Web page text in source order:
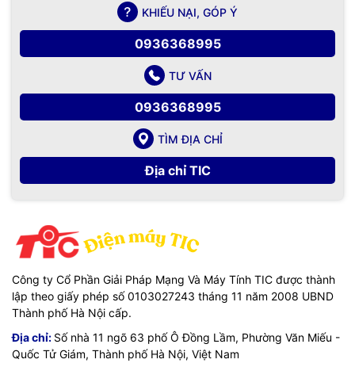
sản phẩm chính hãng, giá tốt, dịch vụ chuyên
nghiệp, đáp ứng tối đa nhu cầu của doanh nghiệp cũng như
KHIẾU NẠI, GÓP Ý
0936368995
TƯ VẤN
0936368995
TÌM ĐỊA CHỈ
Địa chỉ TIC
Công ty Cổ Phần Giải Pháp Mạng Và Máy Tính TIC được thành
lập theo giấy phép số 0103027243 tháng 11 năm 2008 UBND
Thành phố Hà Nội cấp.
Địa chỉ: Số nhà 11 ngõ 63 phố Ô Đồng Lầm, Phường Văn Miếu -
Quốc Tử Giám, Thành phố Hà Nội, Việt Nam